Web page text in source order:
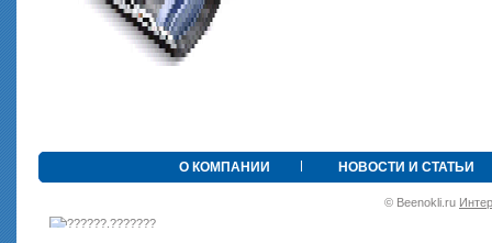
О КОМПАНИИ НОВОСТИ И СТАТЬИ
© Beenokli.ru